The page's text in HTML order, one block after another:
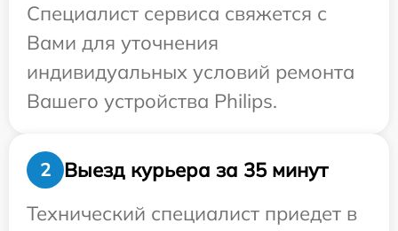
Специалист сервиса свяжется с
Вами для уточнения
индивидуальных условий ремонта
Вашего устройства Philips.
2
Выезд курьера за 35 минут
Технический специалист приедет в